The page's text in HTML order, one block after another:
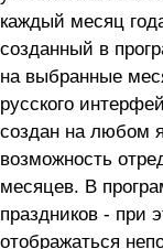
каждый месяц
созданный в
на выбранные
русского
создан на любом
возможность
месяцев. В
праздников - при
отображаться